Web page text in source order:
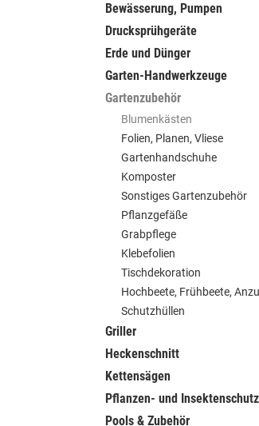
Bewässerung, Pumpen
Drucksprühgeräte
Erde und Dünger
Garten-Handwerkzeuge
Gartenzubehör
Blumenkästen
Folien, Planen, Vliese
Gartenhandschuhe
Komposter
Sonstiges Gartenzubehör
Pflanzgefäße
Grabpflege
Klebefolien
Tischdekoration
Hochbeete, Frühbeete,
Schutzhüllen
Griller
Heckenschnitt
Kettensägen
Pflanzen- und Insektenschutz
Pools & Zubehör